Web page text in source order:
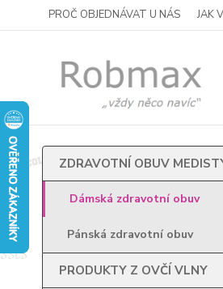
PROČ OBJEDNÁVAT U NÁS JAK
ZDRAVOTNÍ OBUV
Dámská zdravotní obuv
Pánská zdravotní obuv
PRODUKTY Z OVČÍ VLNY